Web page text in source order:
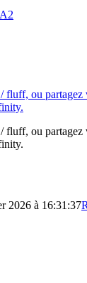
fluff, ou partagez
fluff, ou partagez
2026 à 16:31:37